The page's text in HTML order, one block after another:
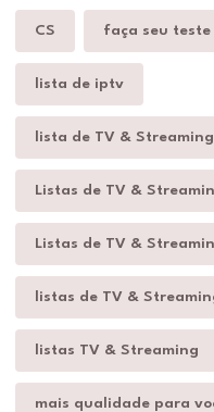
CS faça seu
lista de iptv
lista de TV &
Listas de TV &
Listas de TV &
listas de TV &
listas TV & Streaming
mais qualidade para